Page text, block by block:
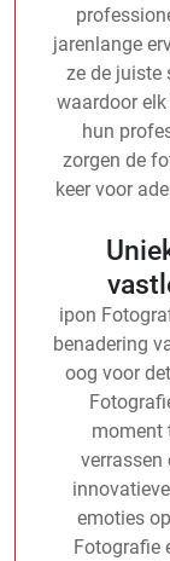
jarenlange
ze de juiste
waardoor
hun
zorgen de
keer voor
ipon
benadering
oog voor
moment
verrassen
emoties
Fotografie